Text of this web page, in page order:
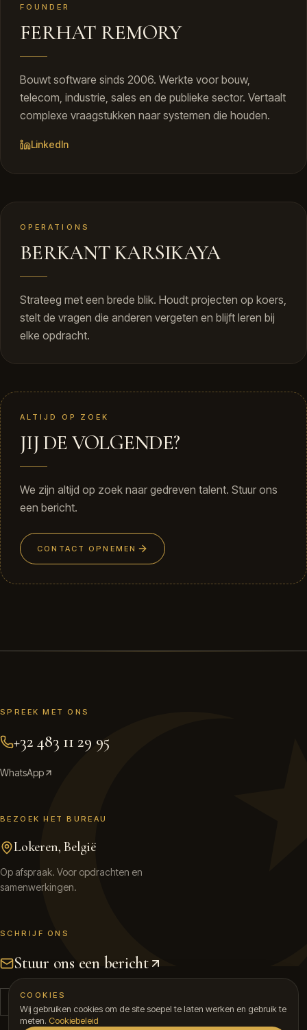
FOUNDER
FERHAT REMORY
Bouwt software sinds 2006. Werkte voor bouw,
telecom, industrie, sales en de publieke sector. Vertaalt
complexe vraagstukken naar systemen die houden.
LinkedIn
BK
OPERATIONS
BERKANT KARSIKAYA
Strateeg met een brede blik. Houdt projecten op koers,
stelt de vragen die anderen vergeten en blijft leren bij
elke opdracht.
+ALTIJD OP ZOEK
JIJ DE VOLGENDE?
We zijn altijd op zoek naar gedreven talent. Stuur ons
een bericht.
CONTACT OPNEMEN
SPREEK MET ONS
+32 483 11 29 95
WhatsApp
BEZOEK HET BUREAU
Lokeren, België
Op afspraak. Voor opdrachten en
samenwerkingen.
SCHRIJF ONS
Stuur ons een bericht
COOKIES
Wij gebruiken cookies om de site soepel te laten werken en gebruik te
meten. Cookiebeleid